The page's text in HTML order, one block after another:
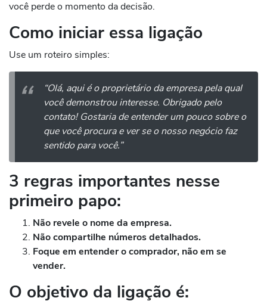
você perde o momento da decisão.
Como iniciar essa ligação
Use um roteiro simples:
“Olá, aqui é o proprietário da empresa pela qual
você demonstrou interesse. Obrigado pelo
contato! Gostaria de entender um pouco sobre o
que você procura e ver se o nosso negócio faz
sentido para você.”
3 regras importantes nesse
primeiro papo:
Não revele o nome da empresa.
Não compartilhe números detalhados.
Foque em entender o comprador, não em se
vender.
O objetivo da ligação é: